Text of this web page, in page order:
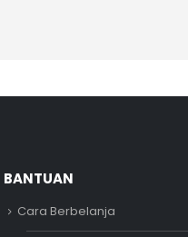
BANTUAN
Cara Berbelanja
Adipati